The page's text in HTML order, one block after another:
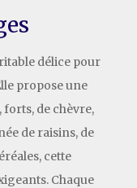
délice pour
propose une
de chèvre,
de raisins, de
cette
Chaque